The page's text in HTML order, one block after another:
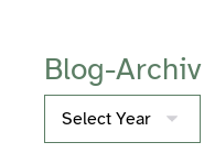
Blog-Archiv
Archives